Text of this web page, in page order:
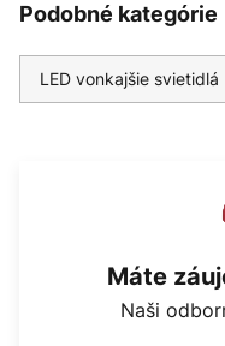
Podobné kategórie
LED vonkajšie svietidlá
Máte
Naši